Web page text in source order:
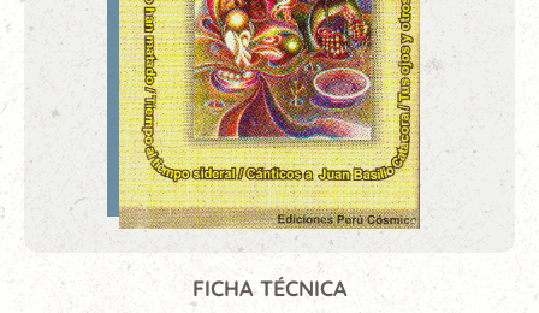
FICHA TÉCNICA